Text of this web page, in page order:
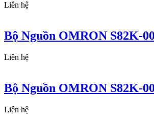
Liên hệ
Bộ Nguồn OMRON S82K-
Liên hệ
Bộ Nguồn OMRON S82K-
Liên hệ